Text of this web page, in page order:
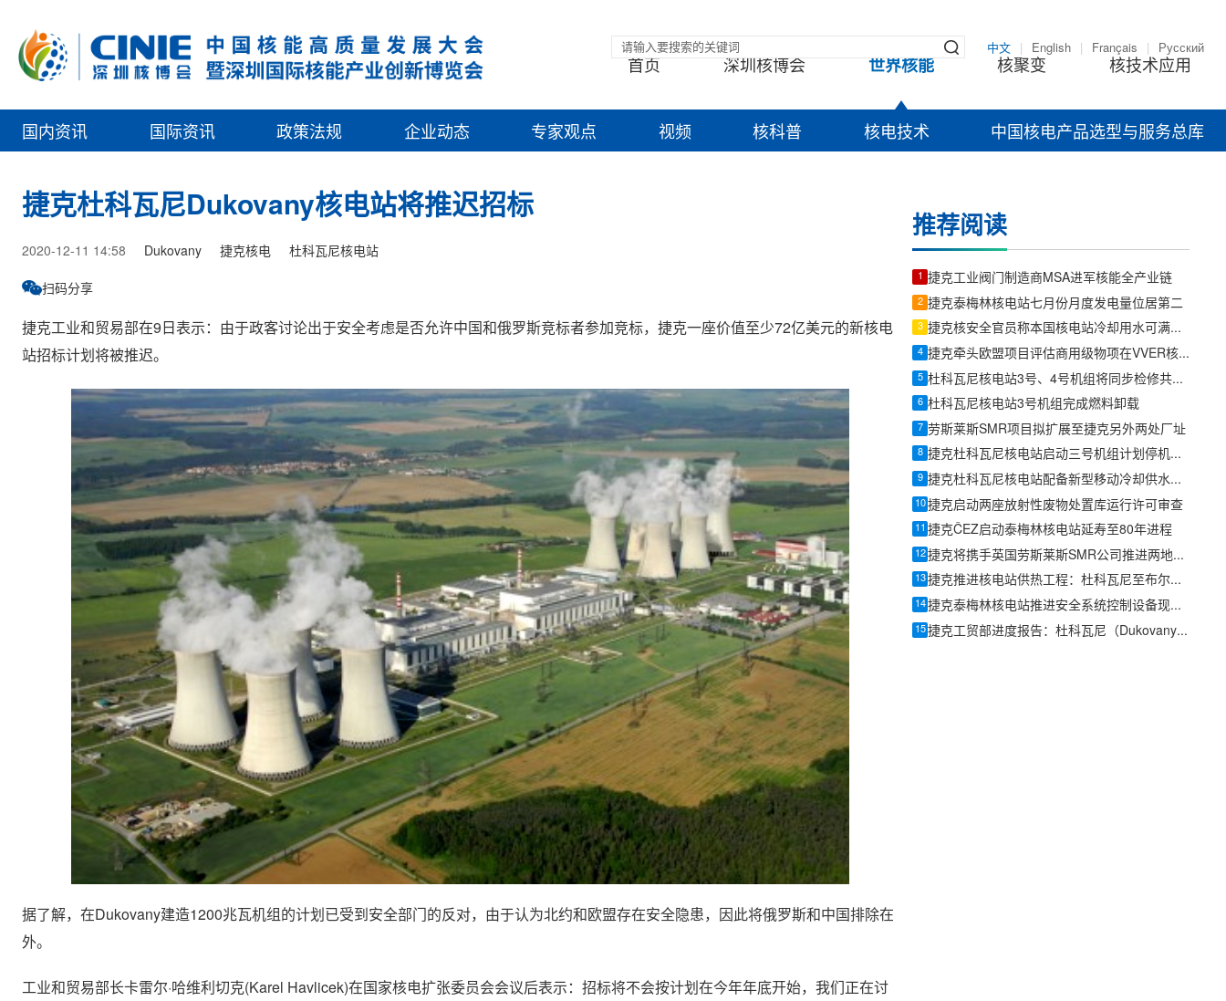
中文 English Français Русский
首页 深圳核博会 世界核能 核聚变 核技术应用
国内资讯 国际资讯 政策法规 企业动态 专家观点 视频 核科普 核电技术 中国核电产品选型与服务总库
捷克杜科瓦尼Dukovany核电站将推迟招标
2020-12-11 14:58 Dukovany 捷克核电 杜科瓦尼核电站
扫码分享
捷克工业和贸易部在9日表示：由于政客讨论出于安全考虑是否允许中国和俄罗斯竞标者参加竞标，捷克一座价值至少72亿美元的新核电
站招标计划将被推迟。
据了解，在Dukovany建造1200兆瓦机组的计划已受到安全部门的反对，由于认为北约和欧盟存在安全隐患，因此将俄罗斯和中国排除在
外。
工业和贸易部长卡雷尔·哈维利切克(Karel Havlicek)在国家核电扩张委员会会议后表示：招标将不会按计划在今年年底开始，我们正在讨
推荐阅读
1 捷克工业阀门制造商MSA进军核能全产业链
2 捷克泰梅林核电站七月份月度发电量位居第二
3 捷克核安全官员称本国核电站冷却用水可满足现有及新增机组需求
4 捷克牵头欧盟项目评估商用级物项在VVER核电站中的应用
5 杜科瓦尼核电站3号、4号机组将同步检修共用系统
6 杜科瓦尼核电站3号机组完成燃料卸载
7 劳斯莱斯SMR项目拟扩展至捷克另外两处厂址
8 捷克杜科瓦尼核电站启动三号机组计划停机检修，四号机组8月将同步加入
9 捷克杜科瓦尼核电站配备新型移动冷却供水系统
10 捷克启动两座放射性废物处置库运行许可审查
11 捷克ČEZ启动泰梅林核电站延寿至80年进程
12 捷克将携手英国劳斯莱斯SMR公司推进两地小型模块化反应堆项目
13 捷克推进核电站供热工程：杜科瓦尼至布尔诺热水管道成“未来供暖”样板
14 捷克泰梅林核电站推进安全系统控制设备现代化
15 捷克工贸部进度报告：杜科瓦尼（Dukovany）新核电机组项目建设按计划推进